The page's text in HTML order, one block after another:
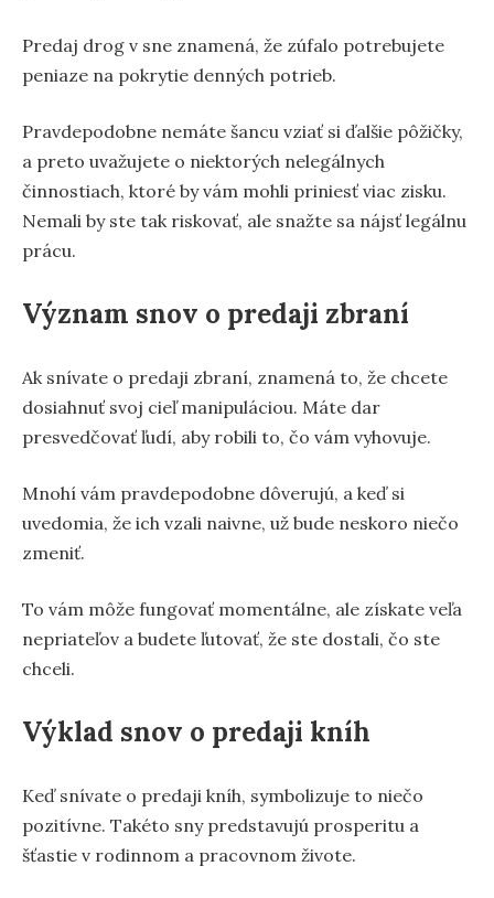
Predaj drog v sne znamená, že zúfalo potrebujete
peniaze na pokrytie denných potrieb.
Pravdepodobne nemáte šancu vziať si ďalšie pôžičky,
a preto uvažujete o niektorých nelegálnych
činnostiach, ktoré by vám mohli priniesť viac zisku.
Nemali by ste tak riskovať, ale snažte sa nájsť legálnu
prácu.
Význam snov o predaji zbraní
Ak snívate o predaji zbraní, znamená to, že chcete
dosiahnuť svoj cieľ manipuláciou. Máte dar
presvedčovať ľudí, aby robili to, čo vám vyhovuje.
Mnohí vám pravdepodobne dôverujú, a keď si
uvedomia, že ich vzali naivne, už bude neskoro niečo
zmeniť.
To vám môže fungovať momentálne, ale získate veľa
nepriateľov a budete ľutovať, že ste dostali, čo ste
chceli.
Výklad snov o predaji kníh
Keď snívate o predaji kníh, symbolizuje to niečo
pozitívne. Takéto sny predstavujú prosperitu a
šťastie v rodinnom a pracovnom živote.